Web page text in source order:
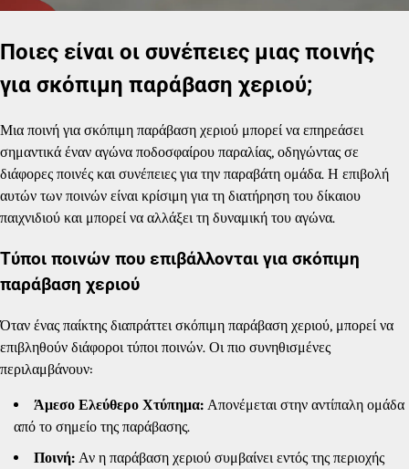
Ποιες είναι οι συνέπειες μιας ποινής
για σκόπιμη παράβαση χεριού;
Μια ποινή για σκόπιμη παράβαση χεριού μπορεί να επηρεάσει
σημαντικά έναν αγώνα ποδοσφαίρου παραλίας, οδηγώντας σε
διάφορες ποινές και συνέπειες για την παραβάτη ομάδα. Η επιβολή
αυτών των ποινών είναι κρίσιμη για τη διατήρηση του δίκαιου
παιχνιδιού και μπορεί να αλλάξει τη δυναμική του αγώνα.
Τύποι ποινών που επιβάλλονται για σκόπιμη
παράβαση χεριού
Όταν ένας παίκτης διαπράττει σκόπιμη παράβαση χεριού, μπορεί να
επιβληθούν διάφοροι τύποι ποινών. Οι πιο συνηθισμένες
περιλαμβάνουν:
Άμεσο Ελεύθερο Χτύπημα: Απονέμεται στην αντίπαλη ομάδα
από το σημείο της παράβασης.
Ποινή: Αν η παράβαση χεριού συμβαίνει εντός της περιοχής